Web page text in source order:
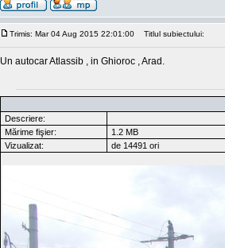
Trimis: Mar 04 Aug 2015 22:01:00 Titlul subiectului:
Un autocar Atlassib , in Ghioroc , Arad.
Descriere:
Mărime fişier:
1.2 MB
Vizualizat:
de 14491 ori